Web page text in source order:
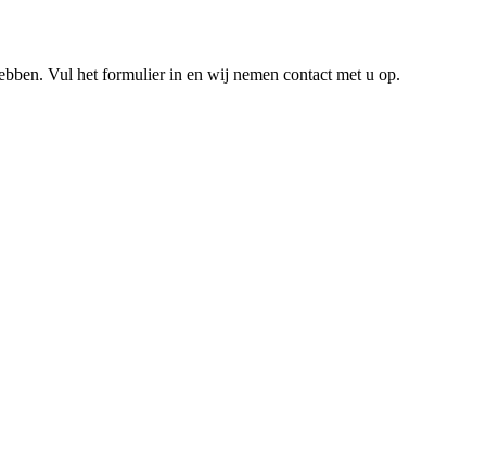
Vul het formulier in en wij nemen contact met u op.